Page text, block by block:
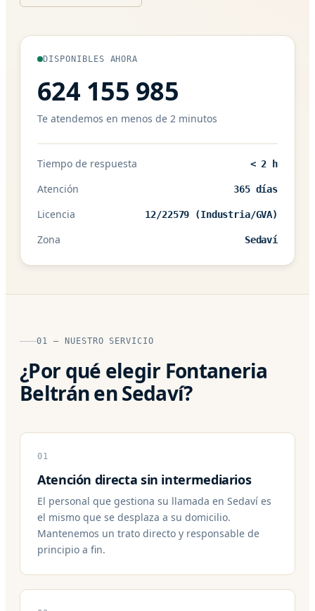
DISPONIBLES AHORA
624 155 985
Te atendemos en menos de 2 minutos
Tiempo de respuesta < 2 h
Atención 365 días
Licencia 12/22579 (Industria/GVA)
Zona Sedaví
01 — NUESTRO SERVICIO
¿Por qué elegir Fontaneria
Beltrán en Sedaví?
01
Atención directa sin intermediarios
El personal que gestiona su llamada en Sedaví es
el mismo que se desplaza a su domicilio.
Mantenemos un trato directo y responsable de
principio a fin.